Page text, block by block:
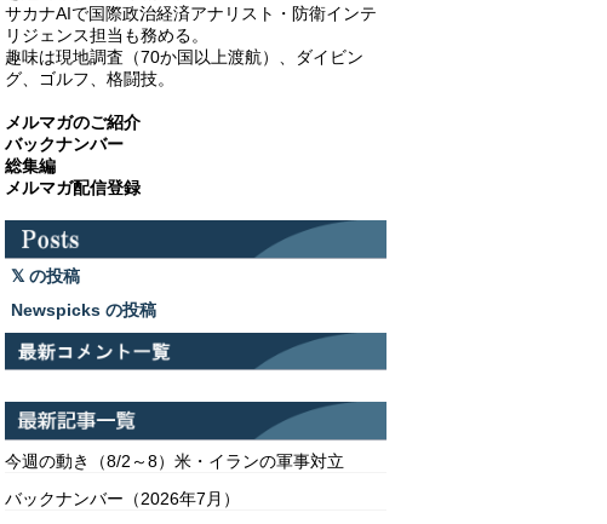
サカナAIで国際政治経済アナリスト・防衛インテ
リジェンス担当も務める。
趣味は現地調査（70か国以上渡航）、ダイビン
グ、ゴルフ、格闘技。
メルマガのご紹介
バックナンバー
総集編
メルマガ配信登録
の投稿
Newspicks の投稿
今週の動き（8/2～8）米・イランの軍事対立
バックナンバー（2026年7月）